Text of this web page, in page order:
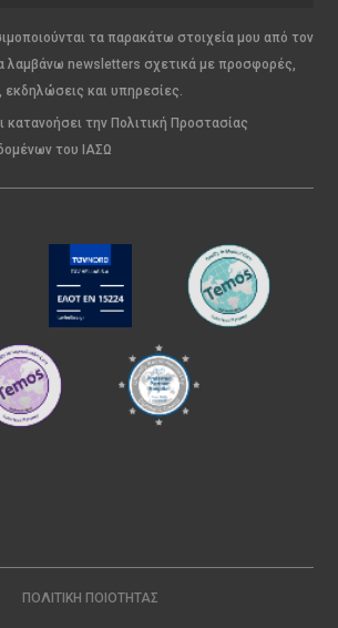
τα παρακάτω στοιχεία μου από τον
λαμβάνω newsletters σχετικά με προσφορές,
εκδηλώσεις και υπηρεσίες.
κατανοήσει την Πολιτική Προστασίας
του ΙΑΣΩ
ΠΟΛΙΤΙΚΉ ΠΟΙΌΤΗΤΑΣ